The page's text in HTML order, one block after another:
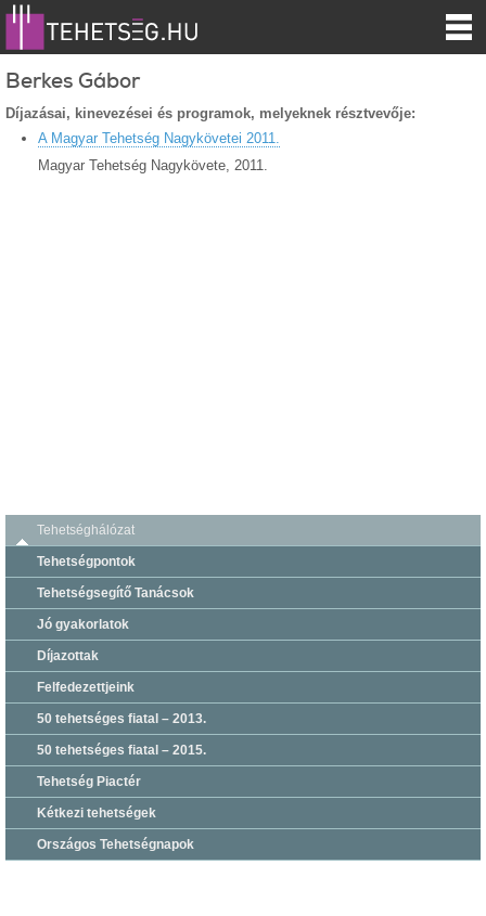
Berkes Gábor
Díjazásai, kinevezései és programok, melyeknek résztvevője:
A Magyar Tehetség Nagykövetei 2011.
Magyar Tehetség Nagykövete, 2011.
Tehetséghálózat
Tehetségpontok
Tehetségsegítő Tanácsok
Jó gyakorlatok
Díjazottak
Felfedezettjeink
50 tehetséges fiatal – 2013.
50 tehetséges fiatal – 2015.
Tehetség Piactér
Kétkezi tehetségek
Országos Tehetségnapok